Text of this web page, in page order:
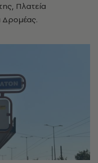
Πλατεία
Δρομέας.